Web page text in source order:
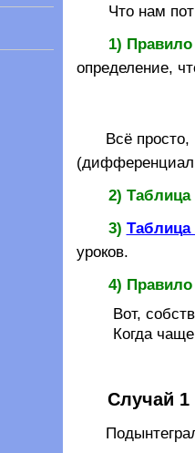
Что нам
1)
определение,
Всё
(дифференциал
2)
3) Таблица
уроков.
4)
Вот,
Когда чаще
Случай 1